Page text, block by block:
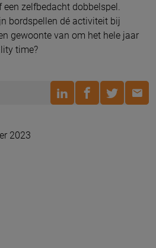
zelfbedacht dobbelspel.
bordspellen dé activiteit bij
gewoonte van om het hele jaar
time?
2023